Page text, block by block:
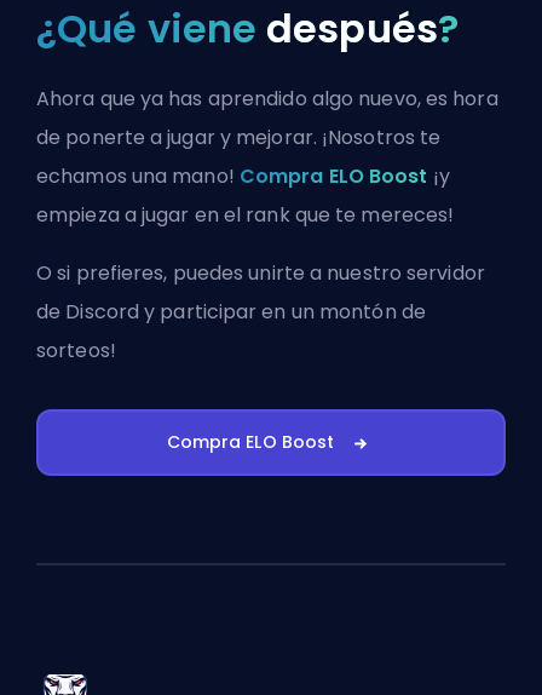
¿Qué viene después?
Ahora que ya has aprendido algo nuevo, es hora
de ponerte a jugar y mejorar. ¡Nosotros te
echamos una mano! Compra ELO Boost ¡y
empieza a jugar en el rank que te mereces!
O si prefieres, puedesunirte a nuestro servidor
de Discord y participar en un montón de
sorteos!
Compra ELO Boost